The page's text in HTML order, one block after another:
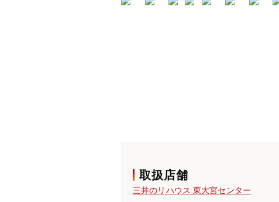
取扱店舗
三井のリハウス 東大宮センター